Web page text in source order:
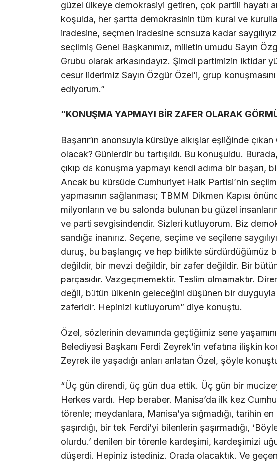
güzel ülkeye demokrasiyi getiren, çok partili hayatı
koşulda, her şartta demokrasinin tüm kural ve
iradesine, seçmen iradesine sonsuza kadar
seçilmiş Genel Başkanımız, milletin umudu Sayın
Grubu olarak arkasındayız. Şimdi partimizin iktidar
cesur liderimiz Sayın Özgür Özel’i, grup
ediyorum.”
“KONUŞMA YAPMAYI BİR ZAFER OLARAK
Başarır’ın anonsuyla kürsüye alkışlar eşliğinde
olacak? Günlerdir bu tartışıldı. Bu konuşuldu.
çıkıp da konuşma yapmayı kendi adıma bir başarı,
Ancak bu kürsüde Cumhuriyet Halk Partisi’nin
yapmasının sağlanması; TBMM Dikmen Kapısı
milyonların ve bu salonda bulunan bu güzel
ve parti sevgisindendir. Sizleri kutluyorum. Biz
sandığa inanırız. Seçene, seçime ve seçilene
duruş, bu başlangıç ve hep birlikte sürdürdüğümüz
değildir, bir mevzi değildir, bir zafer değildir. Bir
parçasıdır. Vazgeçmemektir. Teslim olmamaktır.
değil, bütün ülkenin geleceğini düşünen bir
zaferidir. Hepinizi kutluyorum” diye konuştu.
Özel, sözlerinin devamında geçtiğimiz sene
Belediyesi Başkanı Ferdi Zeyrek’in vefatına ilişkin
Zeyrek ile yaşadığı anları anlatan Özel, şöyle
“Üç gün direndi, üç gün dua ettik. Üç gün bir
Herkes vardı. Hep beraber. Manisa’da ilk kez
törenle; meydanlara, Manisa’ya sığmadığı, tarihin
şaşırdığı, bir tek Ferdi’yi bilenlerin şaşırmadığı,
olurdu.’ denilen bir törenle kardeşimi, kardeşimizi
düşerdi. Hepiniz istediniz. Orada olacaktık. Ve